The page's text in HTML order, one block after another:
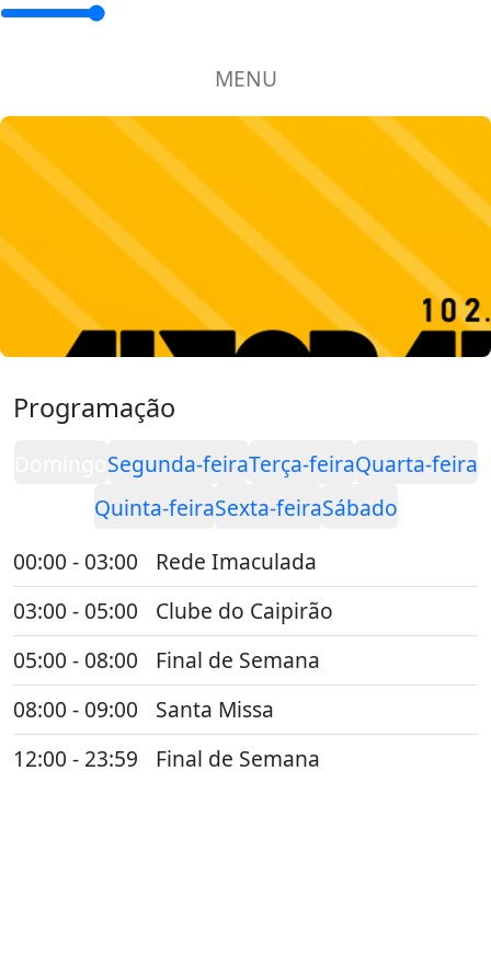
MENU
Programação
Segunda-feiraTerça-feiraQuarta-feira
Quinta-feiraSexta-feiraSábado
00:00 - 03:00
Rede Imaculada
03:00 - 05:00
Clube do Caipirão
05:00 - 08:00
Final de Semana
08:00 - 09:00
Santa Missa
12:00 - 23:59
Final de Semana